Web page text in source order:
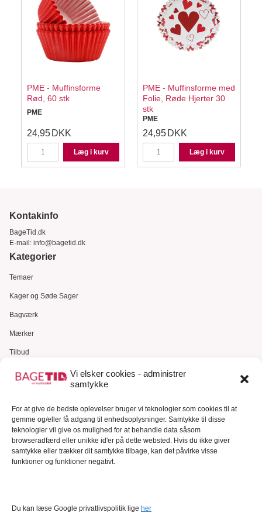
Vi elsker cookies - administrer
samtykke
For at give de bedste oplevelser bruger vi teknologier som cookies til at
gemme og/eller få adgang til enhedsoplysninger. Samtykke til disse
teknologier vil give os mulighed for at behandle data såsom
browseradfærd eller unikke id'er på dette websted. Hvis du ikke giver
samtykke eller trækker dit samtykke tilbage, kan det påvirke visse
funktioner og funktioner negativt.
Du kan læse Google privatlivspolitik lige her
PME - Muffinsforme
Rød, 60 stk
PME
24,95 DKK
Læg i kurv
PME - Muffinsforme med
Folie, Røde Hjerter 30
stk
PME
24,95 DKK
Læg i kurv
Kontakinfo
BageTid.dk
E-mail: info@bagetid.dk
Kategorier
Temaer
Kager og Søde Sager
Bagværk
Mærker
Tilbud
Gavekort
Kundeservice
Kundeservice
FAQ – Ofte stillede spørgsmål
Om Bagetid.dk
Se Fødevarestyrelsens smiley-rapporter